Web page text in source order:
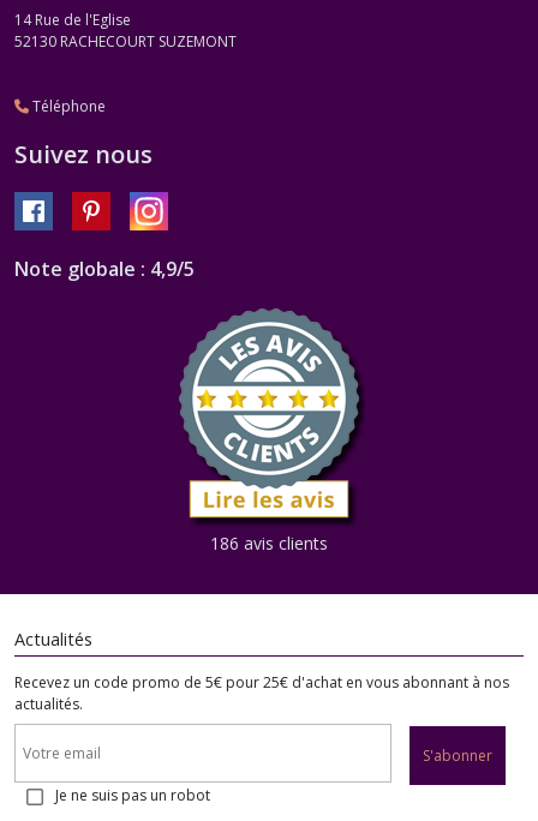
14 Rue de l'Eglise
52130 RACHECOURT SUZEMONT
Téléphone
Suivez nous
Note globale : 4,9/5
186 avis clients
Actualités
Recevez un code promo de 5€ pour 25€ d'achat en vous abonnant à nos
actualités.
S'abonner
Je ne suis pas un robot